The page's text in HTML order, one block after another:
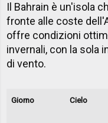
Il Bahrain è un'isola
fronte alle coste
offre condizioni
invernali, con la sola
di vento.
Giorno Cielo